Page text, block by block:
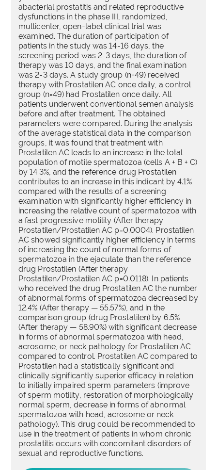
abacterial prostatitis and related reproductive
dysfunctions in the phase III, randomized,
multicenter, open-label clinical trial was
examined. The duration of participation of
patients in the study was 14-16 days, the
screening period was 2-3 days, the duration of
therapy was 10 days, and the final examination
was 2-3 days. A study group (n=49) received
therapy with Prostatilen AC once daily, a control
group (n=49) had Prostatilen once daily. All
patients underwent conventional semen analysis
before and after treatment. The obtained
parameters were compared. During the analysis
of the average statistical data in the comparison
groups, it was found that treatment with
Prostatilen AC leads to an increase in the total
population of motile spermatozoa (cells A + B + C)
by 14.3%, and the reference drug Prostatilen
contributes to an increase in this indicant by 4.1%
compared with the results of a screening
examination with significantly higher efficiency in
increasing the relative count of spermatozoa with
a fast progressive motility (After therapy
Prostatilen/Prostatilen AC p=0.0004). Prostatilen
AC showed significantly higher efficiency in terms
of increasing the count of normal forms of
spermatozoa in the ejaculate than the reference
drug Prostatilen (After therapy
Prostatilen/Prostatilen AC p=0.0118). In patients
who received the drug Prostatilen AC the number
of abnormal forms of spermatozoa decreased by
12.4% (After therapy — 55.57%), and in the
comparison group (drug Prostatilen) by 6.5%
(After therapy — 58.90%) with significant decrease
in forms of abnormal spermatozoa with head,
acrosome, or neck pathology for Prostatilen AC
compared to control. Prostatilen AC compared to
Prostatilen had a statistically significant and
clinically significantly superior efficacy in relation
to initially impaired sperm parameters (improve
of sperm motility, restoration of morphologically
normal sperm, decrease in forms of abnormal
spermatozoa with head, acrosome or neck
pathology). This drug could be recommended to
use in the treatment of patients in whom chronic
prostatitis occurs with concomitant disorders of
sexual and reproductive functions.